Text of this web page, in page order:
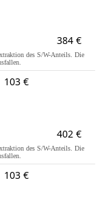
384 €
des S/W-Anteils. Die
103 €
402 €
des S/W-Anteils. Die
103 €